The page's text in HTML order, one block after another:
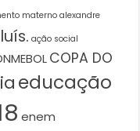
materno alexandre
ação social
COPA DO
educação
enem